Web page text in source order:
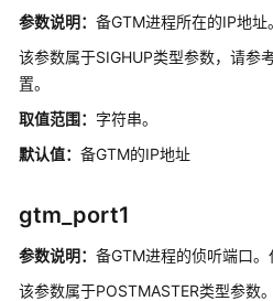
中
式
_V2.0-
发
（分
布
参数说明： 备GTM进程所在的IP地址
该参数属于SIGHUP类型参数，请参
置。
取值范围： 字符串。
默认值： 备GTM的IP地址
gtm_port1
参数说明： 备GTM进程的侦听端口。
该参数属于POSTMASTER类型参数。